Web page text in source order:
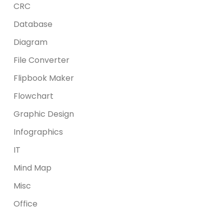
CRC
Database
Diagram
File Converter
Flipbook Maker
Flowchart
Graphic Design
Infographics
IT
Mind Map
Misc
Office